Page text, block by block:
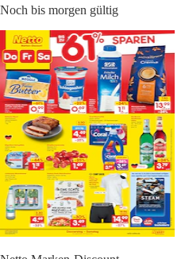
Noch bis morgen gültig